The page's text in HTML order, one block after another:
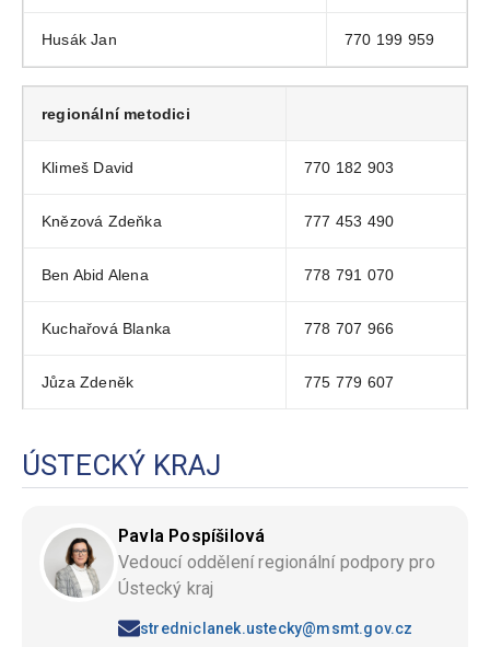
Husák Jan 770 199 959
regionální metodici
Klimeš David 770 182 903
Knězová Zdeňka 777 453 490
Ben Abid Alena 778 791 070
Kuchařová Blanka 778 707 966
Jůza Zdeněk 775 779 607
ÚSTECKÝ KRAJ
Pavla Pospíšilová
Vedoucí oddělení regionální podpory pro
Ústecký kraj
stredniclanek.ustecky@msmt.gov.cz